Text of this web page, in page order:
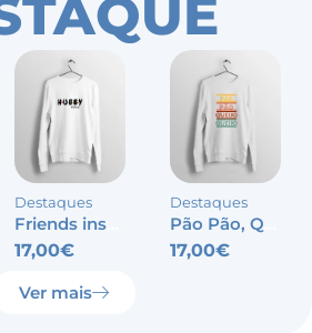
Destaques
17,00€
Destaques
17,00€
Ver mais